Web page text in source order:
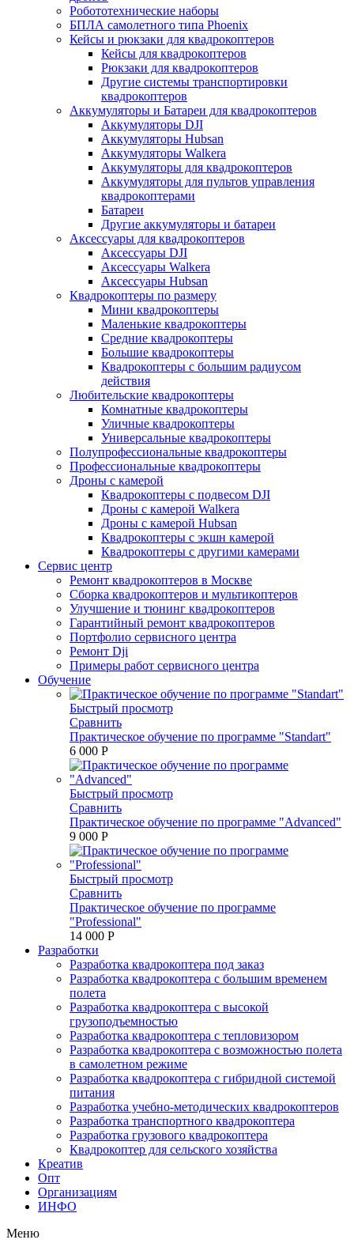
Робототехнические наборы
БПЛА самолетного типа Phoenix
Кейсы и рюкзаки для квадрокоптеров
Кейсы для квадрокоптеров
Рюкзаки для квадрокоптеров
Другие системы транспортировки
квадрокоптеров
Аккумуляторы и Батареи для квадрокоптеров
Аккумуляторы DJI
Аккумуляторы Hubsan
Аккумуляторы Walkera
Аккумуляторы для квадрокоптеров
Аккумуляторы для пультов управления
квадрокоптерами
Батареи
Другие аккумуляторы и батареи
Аксессуары для квадрокоптеров
Аксессуары DJI
Аксессуары Walkera
Аксессуары Hubsan
Квадрокоптеры по размеру
Мини квадрокоптеры
Маленькие квадрокоптеры
Средние квадрокоптеры
Большие квадрокоптеры
Квадрокоптеры с большим радиусом
действия
Любительские квадрокоптеры
Комнатные квадрокоптеры
Уличные квадрокоптеры
Универсальные квадрокоптеры
Полупрофессиональные квадрокоптеры
Профессиональные квадрокоптеры
Дроны с камерой
Квадрокоптеры с подвесом DJI
Дроны с камерой Walkera
Дроны с камерой Hubsan
Квадрокоптеры с экшн камерой
Квадрокоптеры с другими камерами
Сервис центр
Ремонт квадрокоптеров в Москве
Сборка квадрокоптеров и мультикоптеров
Улучшение и тюнинг квадрокоптеров
Гарантийный ремонт квадрокоптеров
Портфолио сервисного центра
Ремонт Dji
Примеры работ сервисного центра
Обучение
Быстрый просмотр
Сравнить
Практическое обучение по программе "Standart"
6 000 P
Быстрый просмотр
Сравнить
Практическое обучение по программе "Advanced"
9 000 P
Быстрый просмотр
Сравнить
Практическое обучение по программе
"Professional"
14 000 P
Разработки
Разработка квадрокоптера под заказ
Разработка квадрокоптера с большим временем
полета
Разработка квадрокоптера с высокой
грузоподъемностью
Разработка квадрокоптера с тепловизором
Разработка квадрокоптера с возможностью полета
в самолетном режиме
Разработка квадрокоптера с гибридной системой
питания
Разработка учебно-методических квадрокоптеров
Разработка транспортного квадрокоптера
Разработка грузового квадрокоптера
Квадрокоптер для сельского хозяйства
Креатив
Опт
Организациям
ИНФО
Меню